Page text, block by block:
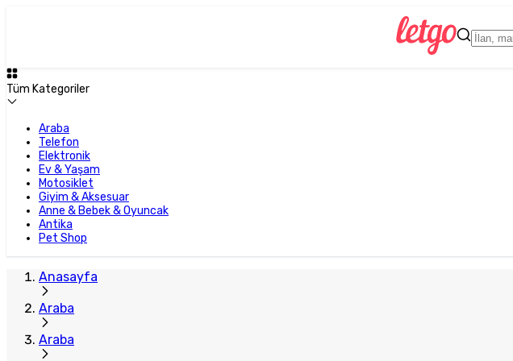
Tüm Kategoriler
Araba
Telefon
Elektronik
Ev & Yaşam
Motosiklet
Giyim & Aksesuar
Anne & Bebek & Oyuncak
Antika
Pet Shop
Anasayfa
Araba
Araba